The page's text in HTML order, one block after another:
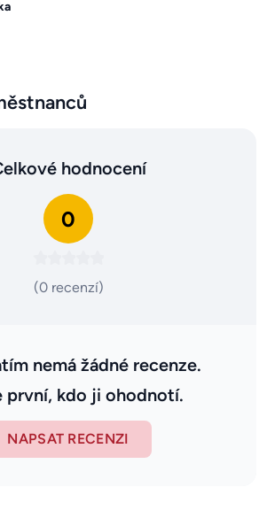
hodnocení
0
(0 recenzí)
nemá žádné recenze.
první, kdo ji ohodnotí.
NAPSAT RECENZI